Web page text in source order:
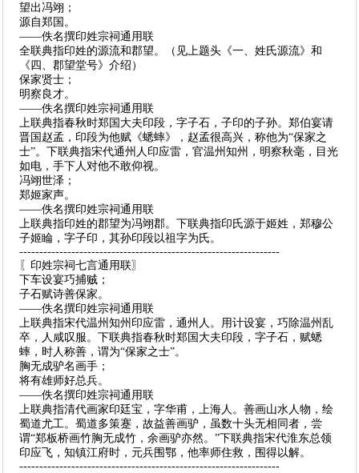
望出冯翊；
源自郑国。
——佚名撰印姓宗祠通用联
全联典指印姓的源流和郡望。（见上题头《一、姓氏源流》和
《四、郡望堂号》介绍）
保家贤士；
明察良才。
——佚名撰印姓宗祠通用联
上联典指春秋时郑国大夫印段，字子石，子印的子孙。郑伯宴请
晋国赵孟，印段为他赋《蟋蟀》，赵孟很高兴，称他为“保家之
士”。下联典指宋代通州人印应雷，官温州知州，明察秋毫，目光
如电，手下人对他不敢仰视。
冯翊世泽；
郑姬家声。
——佚名撰印姓宗祠通用联
上联典指印姓的郡望为冯翊郡。下联典指印氏源于姬姓，郑穆公
子姬睔，字子印，其孙印段以祖字为氏。
-----------------------------------------------------------------
〖印姓宗祠七言通用联〗
下车设宴巧捕贼；
子石赋诗善保家。
——佚名撰印姓宗祠通用联
上联典指宋代温州知州印应雷，通州人。用计设宴，巧除温州乱
卒，人咸叹服。下联典指春秋时郑国大夫印段，字子石，赋蟋
蟀，时人称善，谓为“保家之士”。
胸无成驴名画手；
将有雄师好总兵。
——佚名撰印姓宗祠通用联
上联典指清代画家印廷宝，字华甫，上海人。善画山水人物，绘
蜀道尤工。蜀道多策蹇，故益善画驴，虽数十头无相同者，尝
谓“郑板桥画竹胸无成竹，余画驴亦然。”下联典指宋代淮东总领
印应飞，知镇江府时，元兵围鄂，他率师住救，围得以解。
-----------------------------------------------------------------